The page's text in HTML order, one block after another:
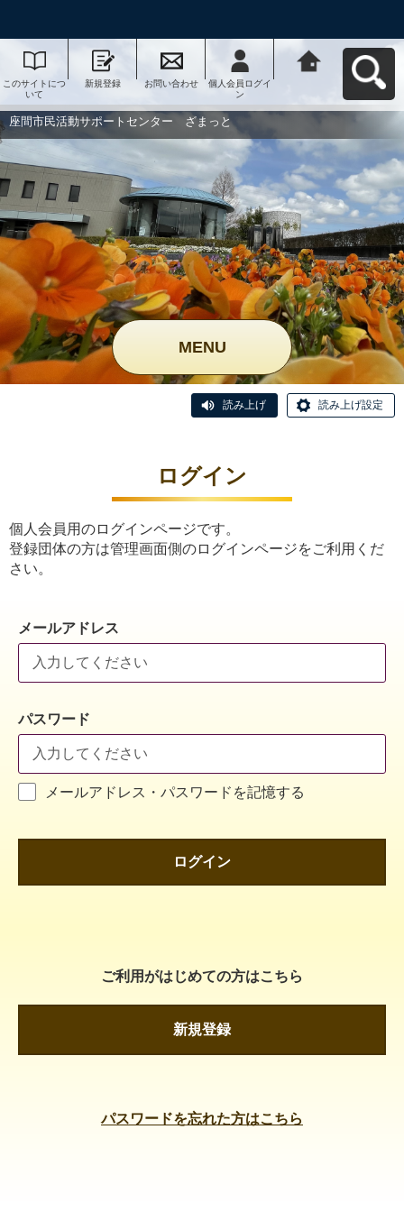
このサイトにつ
いて
新規登録 お問い合わせ
個人会員ログイ
ン
ー ざまっとへ
座間市民活動サポートセンター ざまっと
MENU
読み上げ 読み上げ設定
ログイン
個人会員用のログインページです。
登録団体の方は管理画面側のログインページをご利用くだ
さい。
メールアドレス
パスワード
メールアドレス・パスワードを記憶する
ログイン
ご利用がはじめての方はこちら
新規登録
パスワードを忘れた方はこちら